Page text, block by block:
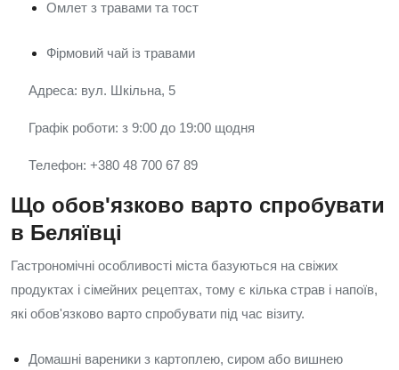
Омлет з травами та тост
Фірмовий чай із травами
Адреса: вул. Шкільна, 5
Графік роботи: з 9:00 до 19:00 щодня
Телефон: +380 48 700 67 89
Що обов'язково варто спробувати
в Беляївці
Гастрономічні особливості міста базуються на свіжих
продуктах і сімейних рецептах, тому є кілька страв і напоїв,
які обов'язково варто спробувати під час візиту.
Домашні вареники з картоплею, сиром або вишнею